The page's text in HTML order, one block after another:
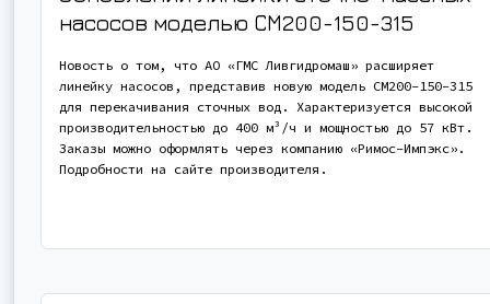
насосов моделью СМ200-150-315
Новость о том, что АО «ГМС Ливгидромаш» расширяет
линейку насосов, представив новую модель СМ200-150-315
для перекачивания сточных вод. Характеризуется высокой
производительностью до 400 м³/ч и мощностью до 57 кВт.
Заказы можно оформлять через компанию «Римос-Импэкс».
Подробности на сайте производителя.